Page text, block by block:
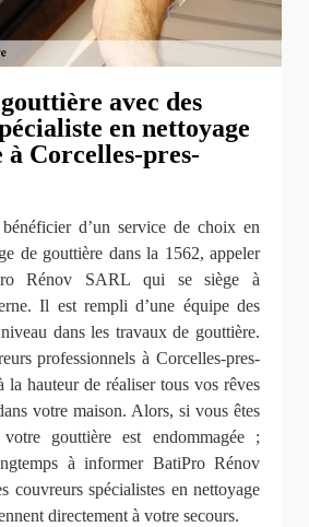
avec des
en nettoyage
à Corcelles-pres-
d’un service de choix en
de gouttière dans la 1562, appeler
Rénov SARL qui se siège à
Il est rempli d’une équipe des
dans les travaux de gouttière.
professionnels à Corcelles-pres-
la hauteur de réaliser tous vos rêves
votre maison. Alors, si vous êtes
gouttière est endommagée ;
à informer BatiPro Rénov
couvreurs spécialistes en nettoyage
directement à votre secours.